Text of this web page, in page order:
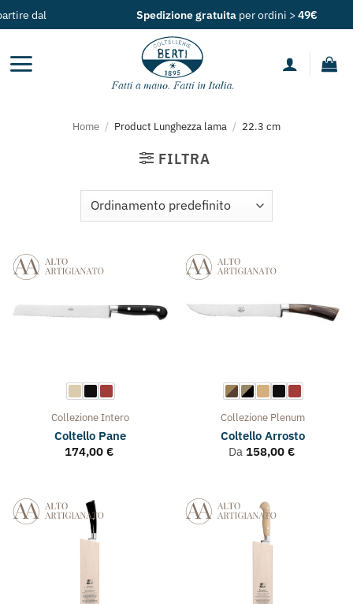
Salta
ai
contenuti
dal Spedizione gratuitaper ordini >49€
Home / Product Lunghezza lama / 22.3 cm
FILTRA
CollezioneIntero
Coltello Pane
174,00 €
Collezione Plenum
Coltello Arrosto
Da 158,00 €